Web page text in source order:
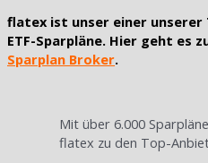
flatex ist unser einer unserer
ETF-Sparpläne. Hier geht es
Sparplan Broker.
Mit über 6.000
flatex zu den Top-